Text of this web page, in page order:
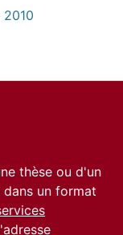
2010
thèse ou d'un
dans un format